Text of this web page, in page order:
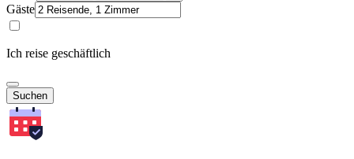
Gäste
Ich reise geschäftlich
Suchen